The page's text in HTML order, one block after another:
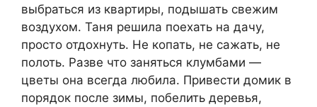
выбраться из квартиры, подышать свежим
воздухом. Таня решила поехать на дачу,
просто отдохнуть. Не копать, не сажать, не
полоть. Разве что заняться клумбами —
цветы она всегда любила. Привести домик в
порядок после зимы, побелить деревья,